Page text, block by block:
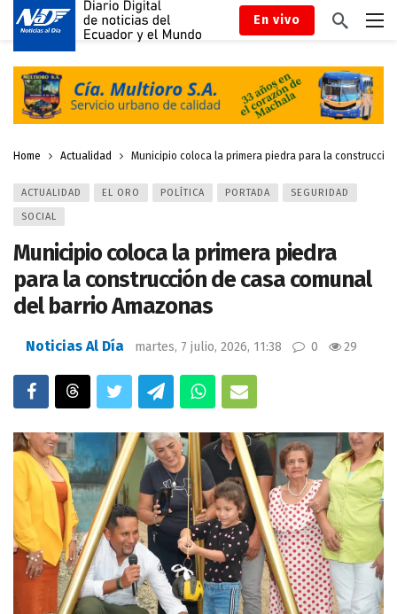
En vivo
Home Actualidad Municipio coloca la primera piedra para la
ACTUALIDAD EL ORO POLÍTICA PORTADA SEGURIDAD
SOCIAL
Municipio coloca la primera piedra
para la construcción de casa comunal
del barrio Amazonas
Noticias Al Día martes, 7 julio, 2026, 11:38 0 29